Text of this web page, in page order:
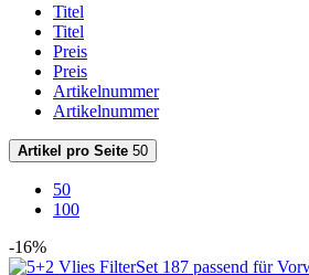
Titel
Titel
Preis
Preis
Artikelnummer
Artikelnummer
Artikel pro Seite 50
50
100
-16%